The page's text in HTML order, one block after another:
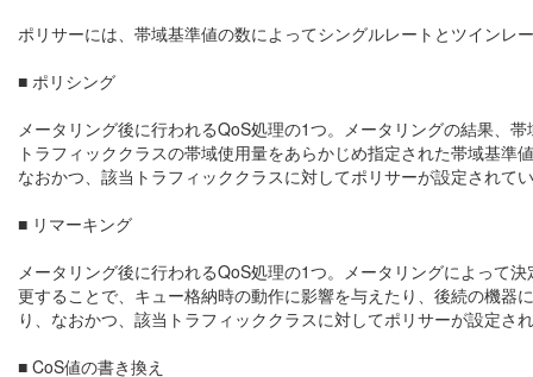
ポリサーには、帯域基準値の数によってシングルレートとツインレ
■ ポリシング
メータリング後に行われるQoS処理の1つ。メータリングの結果、
トラフィッククラスの帯域使用量をあらかじめ指定された帯域基
なおかつ、該当トラフィッククラスに対してポリサーが設定されて
■ リマーキング
メータリング後に行われるQoS処理の1つ。メータリングによって
更することで、キュー格納時の動作に影響を与えたり、後続の機
り、なおかつ、該当トラフィッククラスに対してポリサーが設定さ
■ CoS値の書き換え